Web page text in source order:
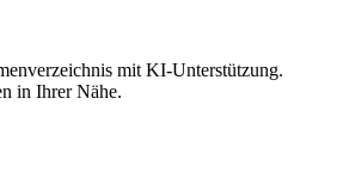
mit KI-Unterstützung.
in Ihrer Nähe.